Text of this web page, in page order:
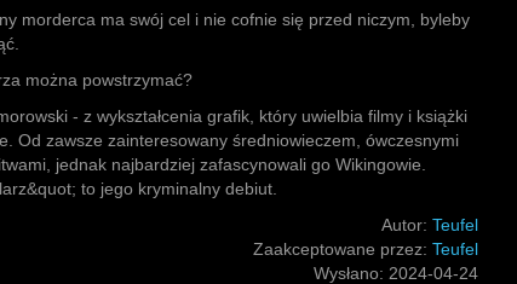
morderca ma swój cel i nie cofnie się przed niczym, byleby
można powstrzymać?
- z wykształcenia grafik, który uwielbia filmy i książki
Od zawsze zainteresowany średniowieczem, ówczesnymi
jednak najbardziej zafascynowali go Wikingowie.
to jego kryminalny debiut.
Autor: Teufel
Zaakceptowane przez: Teufel
Wysłano: 2024-04-24